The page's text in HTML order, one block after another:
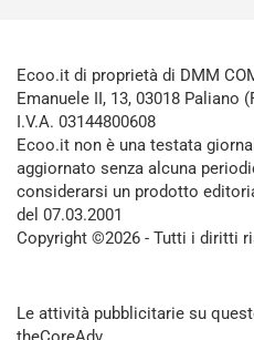
Ecoo.it di proprietà di DMM
Emanuele II, 13, 03018 Paliano
I.V.A. 03144800608
Ecoo.it non è una testata
aggiornato senza alcuna
considerarsi un prodotto
del 07.03.2001
Copyright ©2026 - Tutti i diritti
Le attività pubblicitarie su